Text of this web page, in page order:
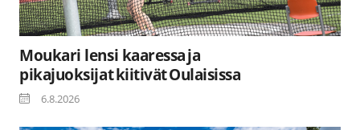
Moukari lensi kaaressa ja
pikajuoksijat kiitivät Oulaisissa
6.8.2026